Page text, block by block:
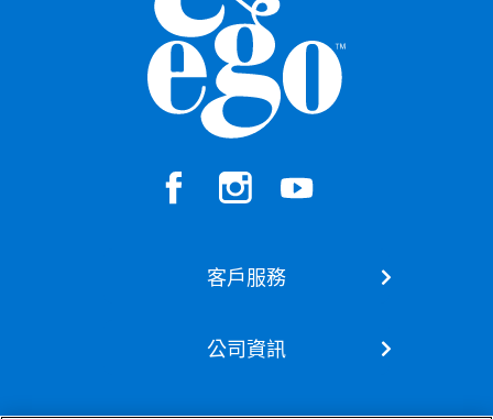
客戶服務
公司資訊